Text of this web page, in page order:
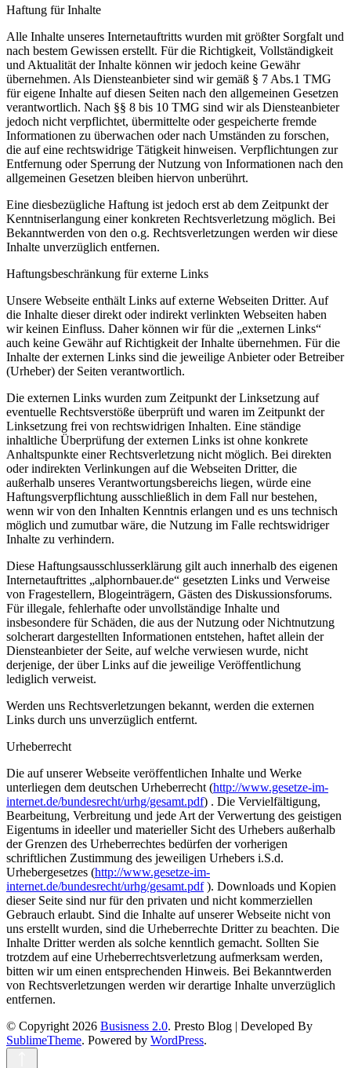
Haftung für Inhalte
Alle Inhalte unseres Internetauftritts wurden mit größter Sorgfalt und
nach bestem Gewissen erstellt. Für die Richtigkeit, Vollständigkeit
und Aktualität der Inhalte können wir jedoch keine Gewähr
übernehmen. Als Diensteanbieter sind wir gemäß § 7 Abs.1 TMG
für eigene Inhalte auf diesen Seiten nach den allgemeinen Gesetzen
verantwortlich. Nach §§ 8 bis 10 TMG sind wir als Diensteanbieter
jedoch nicht verpflichtet, übermittelte oder gespeicherte fremde
Informationen zu überwachen oder nach Umständen zu forschen,
die auf eine rechtswidrige Tätigkeit hinweisen. Verpflichtungen zur
Entfernung oder Sperrung der Nutzung von Informationen nach den
allgemeinen Gesetzen bleiben hiervon unberührt.
Eine diesbezügliche Haftung ist jedoch erst ab dem Zeitpunkt der
Kenntniserlangung einer konkreten Rechtsverletzung möglich. Bei
Bekanntwerden von den o.g. Rechtsverletzungen werden wir diese
Inhalte unverzüglich entfernen.
Haftungsbeschränkung für externe Links
Unsere Webseite enthält Links auf externe Webseiten Dritter. Auf
die Inhalte dieser direkt oder indirekt verlinkten Webseiten haben
wir keinen Einfluss. Daher können wir für die „externen Links“
auch keine Gewähr auf Richtigkeit der Inhalte übernehmen. Für die
Inhalte der externen Links sind die jeweilige Anbieter oder Betreiber
(Urheber) der Seiten verantwortlich.
Die externen Links wurden zum Zeitpunkt der Linksetzung auf
eventuelle Rechtsverstöße überprüft und waren im Zeitpunkt der
Linksetzung frei von rechtswidrigen Inhalten. Eine ständige
inhaltliche Überprüfung der externen Links ist ohne konkrete
Anhaltspunkte einer Rechtsverletzung nicht möglich. Bei direkten
oder indirekten Verlinkungen auf die Webseiten Dritter, die
außerhalb unseres Verantwortungsbereichs liegen, würde eine
Haftungsverpflichtung ausschließlich in dem Fall nur bestehen,
wenn wir von den Inhalten Kenntnis erlangen und es uns technisch
möglich und zumutbar wäre, die Nutzung im Falle rechtswidriger
Inhalte zu verhindern.
Diese Haftungsausschlusserklärung gilt auch innerhalb des eigenen
Internetauftrittes „alphornbauer.de“ gesetzten Links und Verweise
von Fragestellern, Blogeinträgern, Gästen des Diskussionsforums.
Für illegale, fehlerhafte oder unvollständige Inhalte und
insbesondere für Schäden, die aus der Nutzung oder Nichtnutzung
solcherart dargestellten Informationen entstehen, haftet allein der
Diensteanbieter der Seite, auf welche verwiesen wurde, nicht
derjenige, der über Links auf die jeweilige Veröffentlichung
lediglich verweist.
Werden uns Rechtsverletzungen bekannt, werden die externen
Links durch uns unverzüglich entfernt.
Urheberrecht
Die auf unserer Webseite veröffentlichen Inhalte und Werke
unterliegen dem deutschen Urheberrecht (http://www.gesetze-im-
internet.de/bundesrecht/urhg/gesamt.pdf) . Die Vervielfältigung,
Bearbeitung, Verbreitung und jede Art der Verwertung des geistigen
Eigentums in ideeller und materieller Sicht des Urhebers außerhalb
der Grenzen des Urheberrechtes bedürfen der vorherigen
schriftlichen Zustimmung des jeweiligen Urhebers i.S.d.
Urhebergesetzes (http://www.gesetze-im-
internet.de/bundesrecht/urhg/gesamt.pdf). Downloads und Kopien
dieser Seite sind nur für den privaten und nicht kommerziellen
Gebrauch erlaubt. Sind die Inhalte auf unserer Webseite nicht von
uns erstellt wurden, sind die Urheberrechte Dritter zu beachten. Die
Inhalte Dritter werden als solche kenntlich gemacht. Sollten Sie
trotzdem auf eine Urheberrechtsverletzung aufmerksam werden,
bitten wir um einen entsprechenden Hinweis. Bei Bekanntwerden
von Rechtsverletzungen werden wir derartige Inhalte unverzüglich
entfernen.
© Copyright 2026 Busisness 2.0. Presto Blog | Developed By
SublimeTheme. Powered by WordPress.